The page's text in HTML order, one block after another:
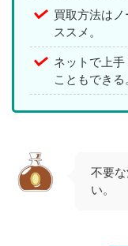
買取方法は
ススメ。
ネットで上
こともできる
不要
い。